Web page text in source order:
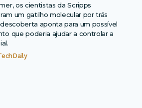
os cientistas da Scripps
um gatilho molecular por trás
aponta para um possível
que poderia ajudar a controlar a